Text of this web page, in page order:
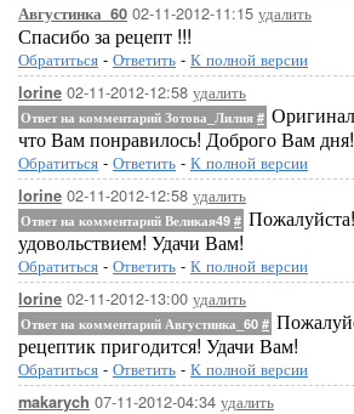
Августинка_60 02-11-2012-11:15 удалить
Спасибо за рецепт !!!
Обратиться - Ответить - К полной версии
lorine 02-11-2012-12:58 удалить
Ответ на комментарий Зотова_Лилия #
что Вам понравилось! Доброго Вам дня!
Обратиться - Ответить - К полной версии
lorine 02-11-2012-12:58 удалить
Ответ на комментарий Великая49 #
удовольствием! Удачи Вам!
Обратиться - Ответить - К полной версии
lorine 02-11-2012-13:00 удалить
Ответ на комментарий Августинка_60 #
рецептик пригодится! Удачи Вам!
Обратиться - Ответить - К полной версии
makarych 07-11-2012-04:34 удалить